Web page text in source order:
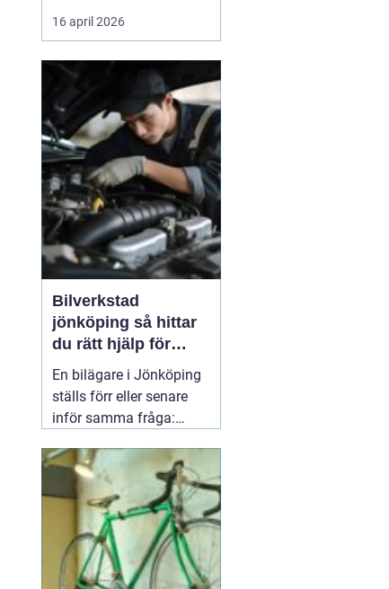
billigare i längden. För
många bilägare i
service inte bara om att
följa serviceboken, utan
om att kunna lita på
bilen varje dag oavsett
om den rullar till jobbet,
...
16 april 2026
Bilverkstad
jönköping så hittar
du rätt hjälp för
bilen
En bilägare i Jönköping
ställs förr eller senare
inför samma fråga:
hand om bilen, utan att
kostnaderna skenar och
garantier försvinner?
Valet av05 april 2026